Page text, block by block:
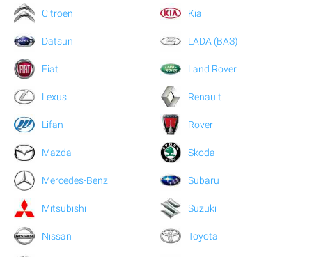
Citroen
Datsun
Fiat
Kia
LADA (ВАЗ)
Land Rover
Lexus
Lifan
Mazda
Mercedes-Benz
Mitsubishi
Nissan
Renault
Rover
Skoda
Subaru
Suzuki
Toyota